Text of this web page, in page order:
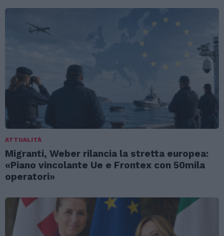
ATTUALITÀ
Migranti, Weber rilancia la stretta europea:
«Piano vincolante Ue e Frontex con 50mila
operatori»